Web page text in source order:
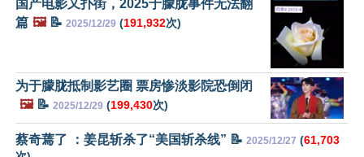
国产电影又扑街，2025于朦胧事件无法翻
篇 🖼️📝 2025/12/29 (191,932次)
为于朦胧抵制影艺圈 票房惨淡影院恐倒闭
🖼️📝 2025/12/29 (199,430次)
蔡奇蔫了 ：姜昆斩杀了“美国斩杀线” 📝 2025/12/27 (61,703